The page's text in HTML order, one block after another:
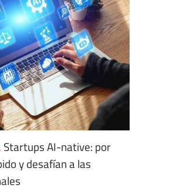
. Startups AI-native: por
y desafían a las